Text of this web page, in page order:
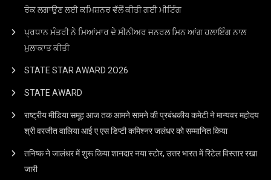
ਰੋਕ ਲਗਾਉਣ ਲਈ ਕਮਿਸ਼ਨਰ ਵੱਲੋਂ ਕੀਤੀ ਗਈ ਮੀਟਿੰਗ
ਪ੍ਰਧਾਨ ਮੰਤਰੀ ਨੇ ਮਿਆਂਮਾਰ ਦੇ ਸੀਨੀਅਰ ਜਨਰਲ ਮਿਨ ਆਂਗ ਹਲਾਇੰਗ ਨਾਲ
ਮੁਲਾਕਾਤ ਕੀਤੀ
STATE STAR AWARD 2O26
STATE AWARD
राष्ट्रीय मीडिया समूह आज तक आमने सामने की प्रबंधकीय कमेटी ने मान्यवर महोदय
श्री वरजीत वालिया आई ए एस डिप्टी कमिश्नर जलंधर को सम्मानित किया
तनिष्क ने जालंधर में शुरू किया शानदार नया स्टोर, उत्तर भारत में रिटेल विस्तार रखा
जारी